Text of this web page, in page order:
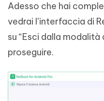
Adesso che hai
vedrai l’interfaccia di
su “Esci dalla
proseguire.